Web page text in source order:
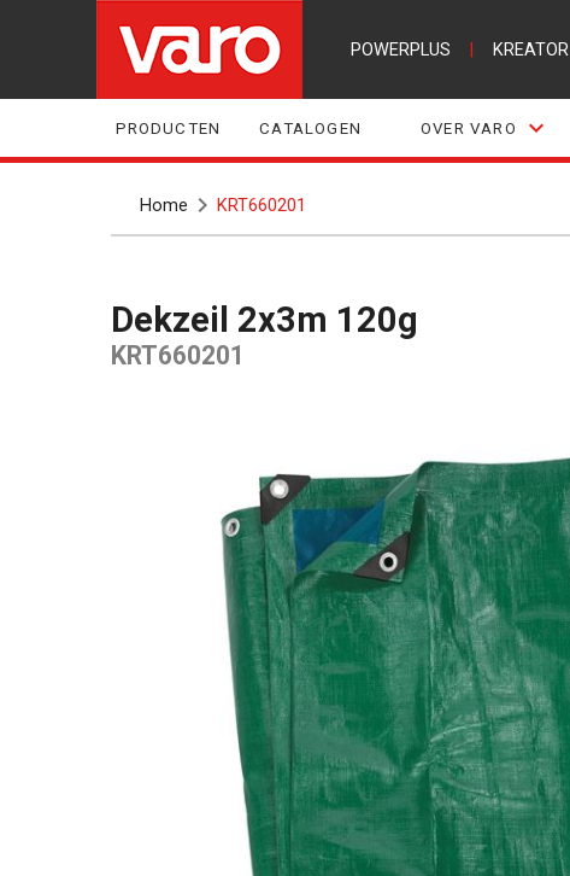
POWERPLUS KREATOR
PRODUCTEN CATALOGEN OVER VARO
Home KRT660201
Dekzeil 2x3m 120g
KRT660201